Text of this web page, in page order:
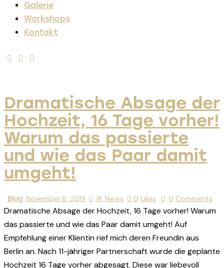
Galerie
Workshops
Kontakt
Dramatische Absage der
Hochzeit, 16 Tage vorher!
Warum das passierte
und wie das Paar damit
umgeht!
Blog November 8, 2019 7K Views 0 Likes 0 Comments
Dramatische Absage der Hochzeit, 16 Tage vorher! Warum
das passierte und wie das Paar damit umgeht! Auf
Empfehlung einer Klientin rief mich deren Freundin aus
Berlin an. Nach 11-jähriger Partnerschaft wurde die geplante
Hochzeit 16 Tage vorher abgesagt. Diese war liebevoll